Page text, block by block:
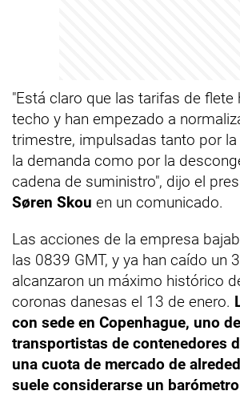
"Está claro que las tarifas de flete
techo y han empezado a
trimestre, impulsadas tanto por
la demanda como por la
cadena de suministro", dijo el
Søren Skou en un comunicado.
Las acciones de la empresa
las 0839 GMT, y ya han caído un
alcanzaron un máximo histórico
coronas danesas el 13 de enero.
con sede en Copenhague, uno
transportistas de contenedores
una cuota de mercado de
suele considerarse un